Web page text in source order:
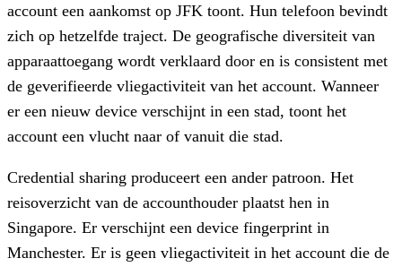
account een aankomst op JFK toont. Hun telefoon bevindt
zich op hetzelfde traject. De geografische diversiteit van
apparaattoegang wordt verklaard door en is consistent met
de geverifieerde vliegactiviteit van het account. Wanneer
er een nieuw device verschijnt in een stad, toont het
account een vlucht naar of vanuit die stad.
Credential sharing produceert een ander patroon. Het
reisoverzicht van de accounthouder plaatst hen in
Singapore. Er verschijnt een device fingerprint in
Manchester. Er is geen vliegactiviteit in het account die de